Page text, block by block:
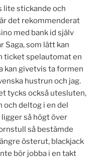
lite stickande och
det rekommenderat
med bank id själv
Saga, som lätt kan
ticket spelautomat en
kan givetvis ta formen
hustrun och jag.
tycks också utesluten,
och deltog i en del
så högt över
så bestämde
österut, blackjack
bör jobba i en takt